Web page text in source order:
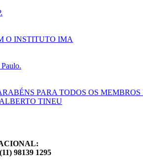
O INSTITUTO IMA
PARA TODOS OS
TINEU
98139 1295